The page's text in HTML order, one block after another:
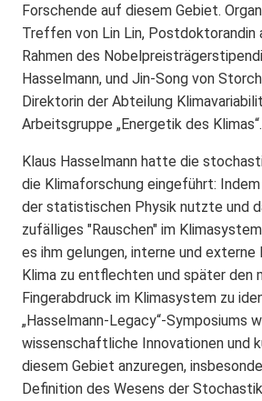
Forschende auf diesem Gebiet.
Treffen von Lin Lin, Postdoktorandin
Rahmen des
Hasselmann, und Jin-Song von
Direktorin der Abteilung
Arbeitsgruppe „Energetik des Klimas“.
Klaus Hasselmann hatte die
die Klimaforschung eingeführt:
der statistischen Physik nutzte und
zufälliges "Rauschen" im
es ihm gelungen, interne und externe
Klima zu entflechten und später den
Fingerabdruck im Klimasystem zu
„Hasselmann-Legacy“-Symposiums
wissenschaftliche Innovationen und
diesem Gebiet anzuregen,
Definition des Wesens der